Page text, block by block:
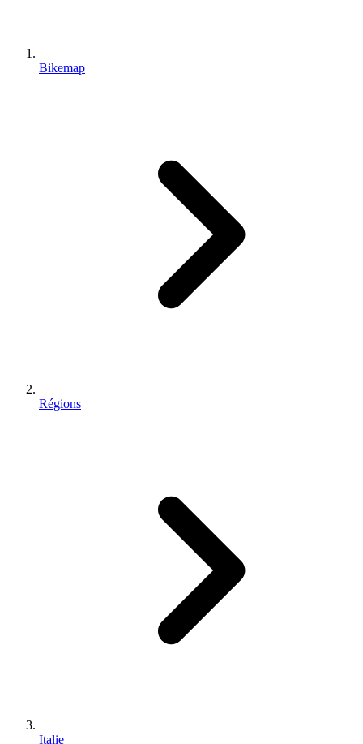
Bikemap
Régions
Italie